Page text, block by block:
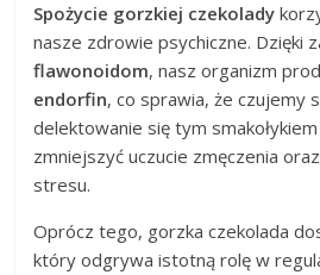
Spożycie gorzkiej czekolady
nasze zdrowie psychiczne. Dzięki
flawonoidom, nasz organizm
endorfin, co sprawia, że czujemy
delektowanie się tym
zmniejszyć uczucie zmęczenia
stresu.
Oprócz tego, gorzka czekolada
który odgrywa istotną rolę w